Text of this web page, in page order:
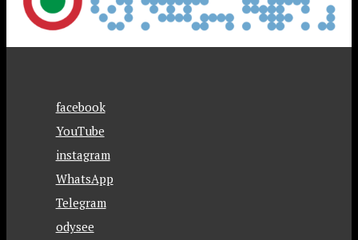
facebook
YouTube
instagram
WhatsApp
Telegram
odysee